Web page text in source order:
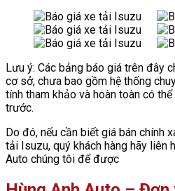
Lưu ý: Các bảng báo giá trên đây
cơ sở, chưa bao gồm hệ thống
tính tham khảo và hoàn toàn có
trước.
Do đó, nếu cần biết giá bán chính
tải Isuzu, quý khách hàng hãy liên
Auto chúng tôi để được